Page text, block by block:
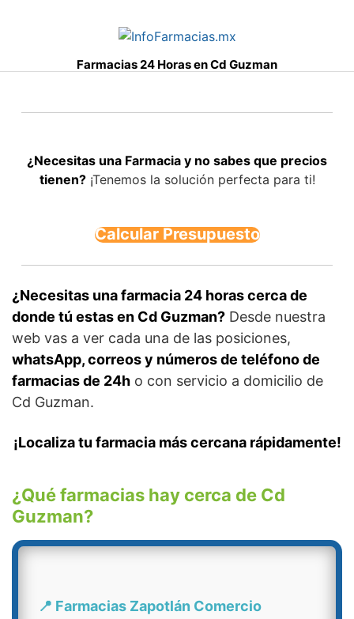
Farmacias 24 Horas en Cd Guzman
¿Necesitas una Farmacia y no sabes que precios
tienen?¡Tenemos la solución perfecta para ti!
Calcular Presupuesto
¿Necesitas una farmacia 24 horas cerca de
donde tú estas en Cd Guzman? Desde nuestra
web vas a ver cada una de las posiciones,
whatsApp, correos y números de teléfono de
farmacias de 24h o con servicio a domicilio de
Cd Guzman.
¡Localiza tu farmacia más cercana rápidamente!
¿Qué farmacias hay cerca de Cd
Guzman?
📍 Farmacias Zapotlán Comercio